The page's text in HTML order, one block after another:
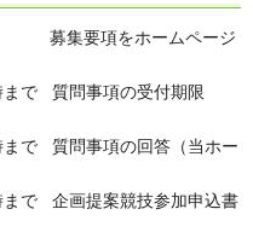
募集要項をホームページ
まで 質問事項の受付期限
で 質問事項の回答（当ホー
で 企画提案競技参加申込書